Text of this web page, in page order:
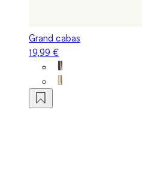
Grand cabas
19,99 €